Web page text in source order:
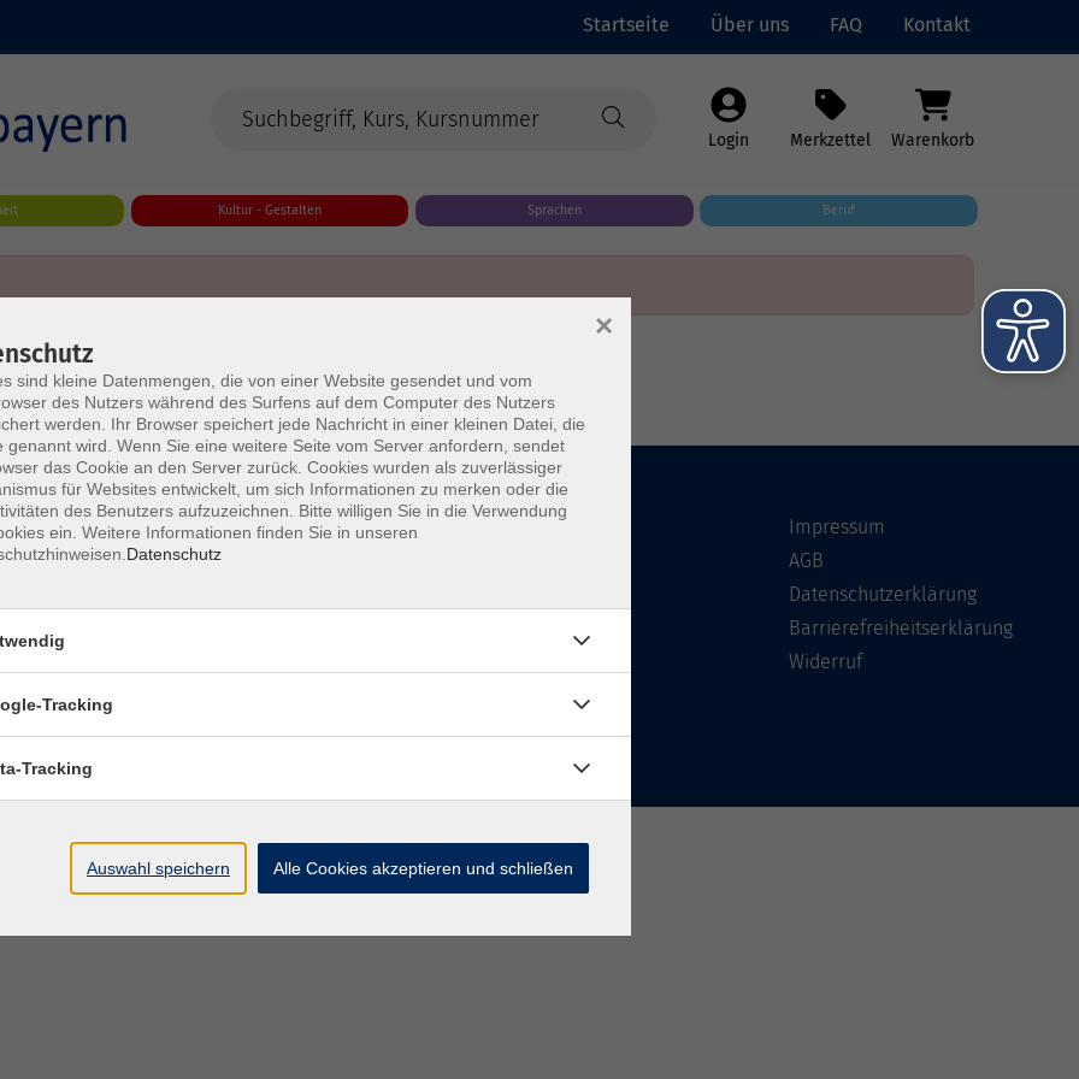
Startseite Über uns FAQ Kontakt
Login Merkzettel Warenkorb
Kultur - Gestalten Sprachen Beruf
Startseite
Impressum
AGB
Datenschutzerklärung
Barrierefreiheitserklärung
Widerruf
sind kleine Datenmengen, die von einer Website gesendet und vom
des Nutzers während des Surfens auf dem Computer des Nutzers
werden. Ihr Browser speichert jede Nachricht in einer kleinen Datei, die
genannt wird. Wenn Sie eine weitere Seite vom Server anfordern, sendet
das Cookie an den Server zurück. Cookies wurden als zuverlässiger
für Websites entwickelt, um sich Informationen zu merken oder die
des Benutzers aufzuzeichnen. Bitte willigen Sie in die Verwendung
ein. Weitere Informationen finden Sie in unseren
Datenschutz
×
Tracking
Tracking
Auswahl speichern Alle Cookies akzeptieren und schließen